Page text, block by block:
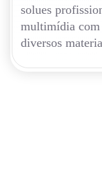
solues
multimídia com
diversos